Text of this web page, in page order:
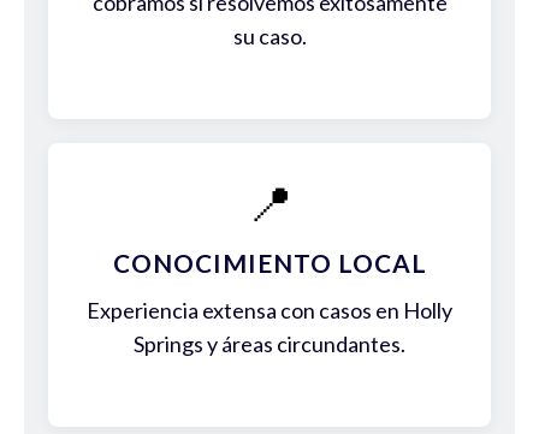
su caso.
📍
CONOCIMIENTO LOCAL
Experiencia extensa con casos en Holly
Springs y áreas circundantes.